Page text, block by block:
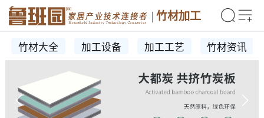
竹材加工
竹材大全 加工设备 加工工艺 竹材资讯